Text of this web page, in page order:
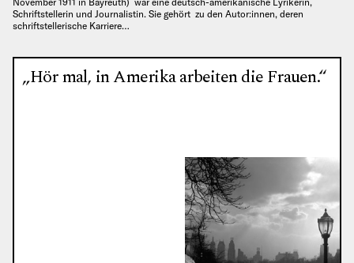
Schriftstellerin und Journalistin. Sie gehört zu den Autor:innen, deren
schriftstellerische Karriere…
„Hör mal, in Amerika arbeiten die Frauen.“